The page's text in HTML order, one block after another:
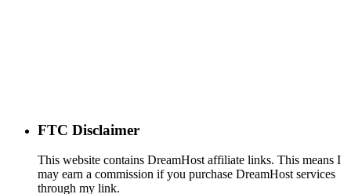
FTC Disclaimer
This website contains DreamHost affiliate links. This means I
may earn a commission if you purchase DreamHost services
through my link.